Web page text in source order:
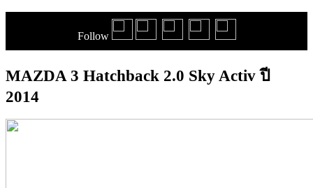
Follow
MAZDA 3 Hatchback 2.0 Sky Activ ปี
2014